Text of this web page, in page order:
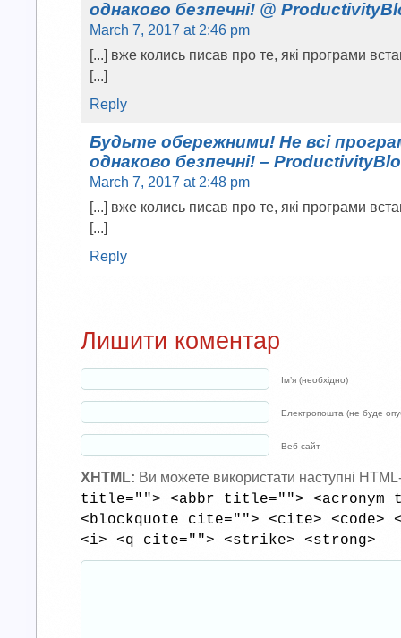
однаково безпечні! @
March 7, 2017 at 2:46 pm
[...] вже колись писав про те, які програми
[...]
Reply
Будьте обережними! Не всі
однаково безпечні! –
March 7, 2017 at 2:48 pm
[...] вже колись писав про те, які програми
[...]
Reply
Лишити коментар
Ім’я (необхідно)
Електропошта (не буде
Веб-сайт
XHTML: Ви можете використати наступні
title=""> <abbr title=""> <acronym
<blockquote cite=""> <cite> <code>
<i> <q cite=""> <strike> <strong>